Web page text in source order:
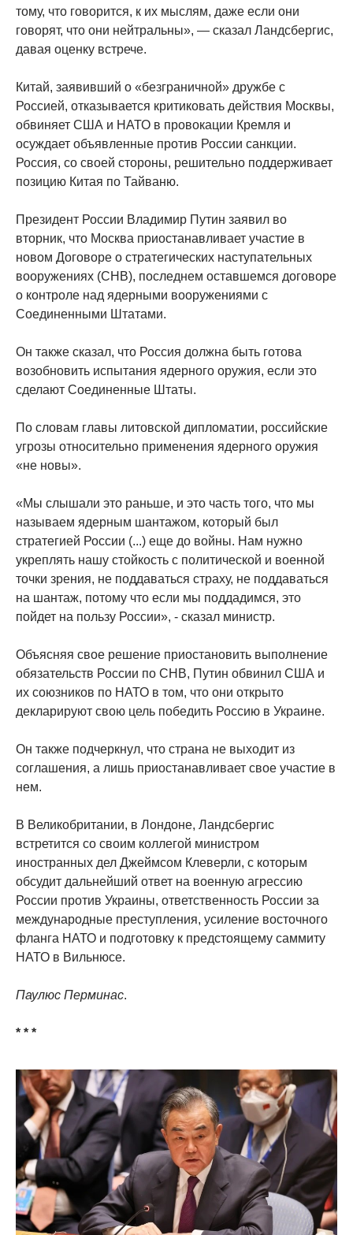
тому, что говорится, к их мыслям, даже если они
говорят, что они нейтральны», — сказал Ландсбергис,
давая оценку встрече.
Китай, заявивший о «безграничной» дружбе с
Россией, отказывается критиковать действия Москвы,
обвиняет США и НАТО в провокации Кремля и
осуждает объявленные против России санкции.
Россия, со своей стороны, решительно поддерживает
позицию Китая по Тайваню.
Президент России Владимир Путин заявил во
вторник, что Москва приостанавливает участие в
новом Договоре о стратегических наступательных
вооружениях (СНВ), последнем оставшемся договоре
о контроле над ядерными вооружениями с
Соединенными Штатами.
Он также сказал, что Россия должна быть готова
возобновить испытания ядерного оружия, если это
сделают Соединенные Штаты.
По словам главы литовской дипломатии, российские
угрозы относительно применения ядерного оружия
«не новы».
«Мы слышали это раньше, и это часть того, что мы
называем ядерным шантажом, который был
стратегией России (...) еще до войны. Нам нужно
укреплять нашу стойкость с политической и военной
точки зрения, не поддаваться страху, не поддаваться
на шантаж, потому что если мы поддадимся, это
пойдет на пользу России», - сказал министр.
Объясняя свое решение приостановить выполнение
обязательств России по СНВ, Путин обвинил США и
их союзников по НАТО в том, что они открыто
декларируют свою цель победить Россию в Украине.
Он также подчеркнул, что страна не выходит из
соглашения, а лишь приостанавливает свое участие в
нем.
В Великобритании, в Лондоне, Ландсбергис
встретится со своим коллегой министром
иностранных дел Джеймсом Клеверли, с которым
обсудит дальнейший ответ на военную агрессию
России против Украины, ответственность России за
международные преступления, усиление восточного
фланга НАТО и подготовку к предстоящему саммиту
НАТО в Вильнюсе.
Паулюс Перминас.
* * *